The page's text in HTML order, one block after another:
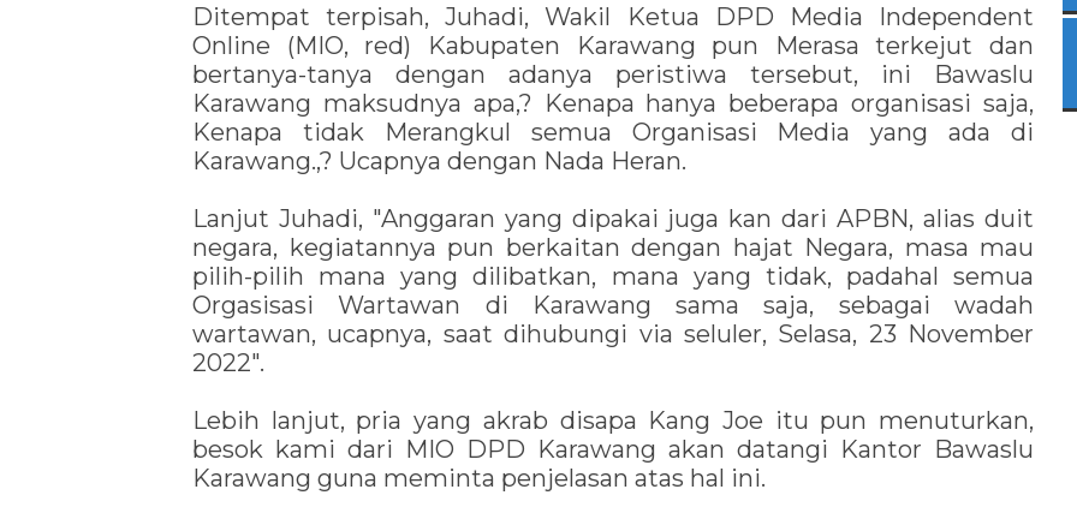
Ditempat terpisah, Juhadi, Wakil Ketua DPD Media Independent
Online (MIO, red) Kabupaten Karawang pun Merasa terkejut dan
bertanya-tanya dengan adanya peristiwa tersebut, ini Bawaslu
Karawang maksudnya apa,? Kenapa hanya beberapa organisasi saja,
Kenapa tidak Merangkul semua Organisasi Media yang ada di
Karawang.,? Ucapnya dengan Nada Heran.
Lanjut Juhadi, "Anggaran yang dipakai juga kan dari APBN, alias duit
negara, kegiatannya pun berkaitan dengan hajat Negara, masa mau
pilih-pilih mana yang dilibatkan, mana yang tidak, padahal semua
Orgasisasi Wartawan di Karawang sama saja, sebagai wadah
wartawan, ucapnya, saat dihubungi via seluler, Selasa, 23 November
2022".
Lebih lanjut, pria yang akrab disapa Kang Joe itu pun menuturkan,
besok kami dari MIO DPD Karawang akan datangi Kantor Bawaslu
Karawang guna meminta penjelasan atas hal ini.